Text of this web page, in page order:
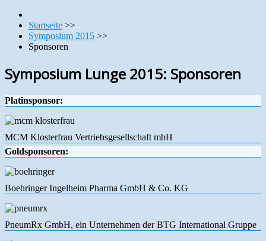
Startseite >>
Symposium 2015 >>
Sponsoren
Symposium Lunge 2015: Sponsoren
Platinsponsor:
MCM Klosterfrau Vertriebsgesellschaft mbH
Goldsponsoren:
Boehringer Ingelheim Pharma GmbH & Co. KG
PneumRx GmbH, ein Unternehmen der BTG International Gruppe